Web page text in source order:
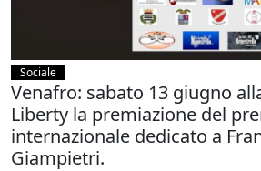
Sociale
Venafro: sabato 13 giugno
Liberty la premiazione del
internazionale dedicato a
Giampietri.